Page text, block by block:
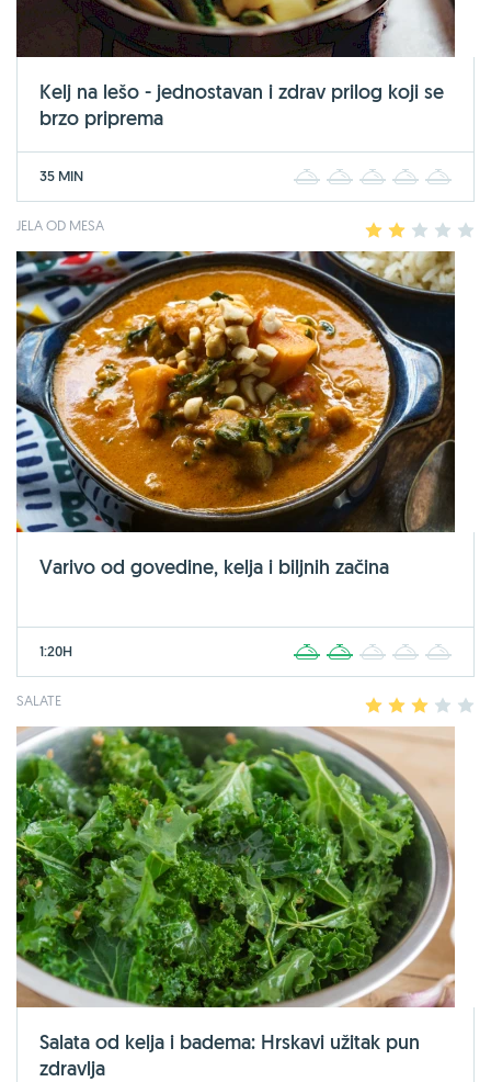
Kelj na lešo - jednostavan i zdrav prilog koji se
brzo priprema
35 MIN 2 3 4
JELA OD MESA 2 3 4
Varivo od govedine, kelja i biljnih začina
1:20H 2 3 4
SALATE 2 3 4
Salata od kelja i badema: Hrskavi užitak pun
zdravlja